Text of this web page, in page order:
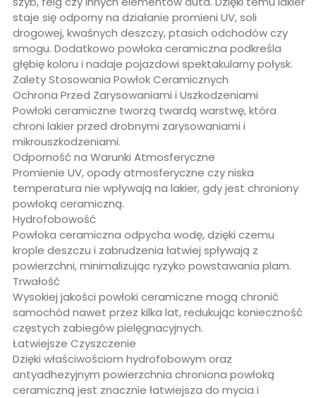
staje się odporny na działanie promieni UV, soli
drogowej, kwaśnych deszczy, ptasich odchodów czy
smogu. Dodatkowo powłoka ceramiczna podkreśla
głębię koloru i nadaje pojazdowi spektakularny połysk.
Zalety Stosowania Powłok Ceramicznych
Ochrona Przed Zarysowaniami i Uszkodzeniami
Powłoki ceramiczne tworzą twardą warstwę, która
chroni lakier przed drobnymi zarysowaniami i
mikrouszkodzeniami.
Odporność na Warunki Atmosferyczne
Promienie UV, opady atmosferyczne czy niska
temperatura nie wpływają na lakier, gdy jest chroniony
powłoką ceramiczną.
Hydrofobowość
Powłoka ceramiczna odpycha wodę, dzięki czemu
krople deszczu i zabrudzenia łatwiej spływają z
powierzchni, minimalizując ryzyko powstawania plam.
Trwałość
Wysokiej jakości powłoki ceramiczne mogą chronić
samochód nawet przez kilka lat, redukując konieczność
częstych zabiegów pielęgnacyjnych.
Łatwiejsze Czyszczenie
Dzięki właściwościom hydrofobowym oraz
antyadhezyjnym powierzchnia chroniona powłoką
ceramiczną jest znacznie łatwiejsza do mycia i